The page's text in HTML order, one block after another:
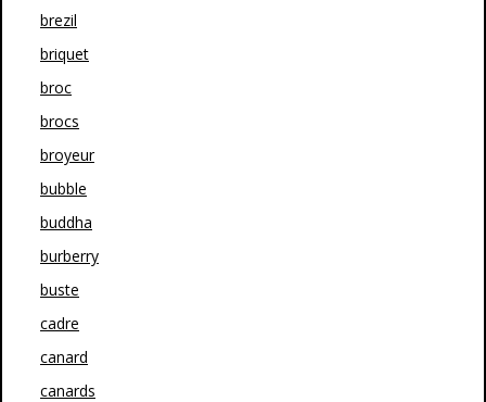
brezil
briquet
broc
brocs
broyeur
bubble
buddha
burberry
buste
cadre
canard
canards